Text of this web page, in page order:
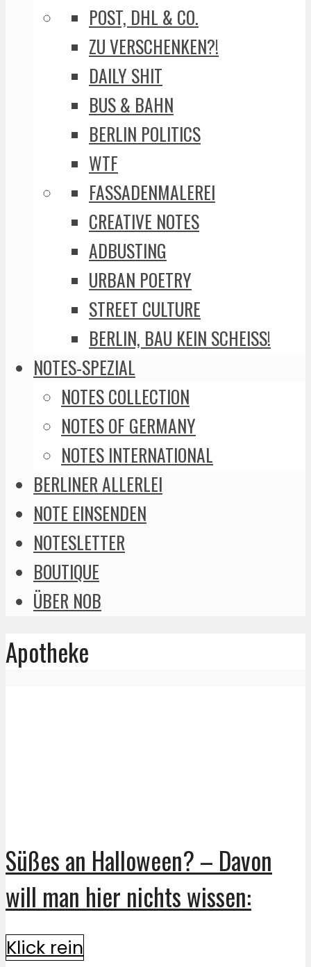
POST, DHL & CO.
ZU VERSCHENKEN?!
DAILY SHIT
BUS & BAHN
BERLIN POLITICS
WTF
FASSADENMALEREI
CREATIVE NOTES
ADBUSTING
URBAN POETRY
STREET CULTURE
BERLIN, BAU KEIN SCHEISS!
NOTES-SPEZIAL
NOTES COLLECTION
NOTES OF GERMANY
NOTES INTERNATIONAL
BERLINER ALLERLEI
NOTE EINSENDEN
NOTESLETTER
BOUTIQUE
ÜBER NOB
Apotheke
Süßes an Halloween? – Davon
will man hier nichts wissen:
Klick rein